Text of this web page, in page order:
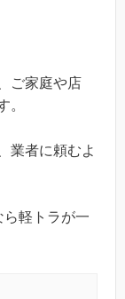
ご家庭や店
。
業者に頼むよ
ら軽トラが一